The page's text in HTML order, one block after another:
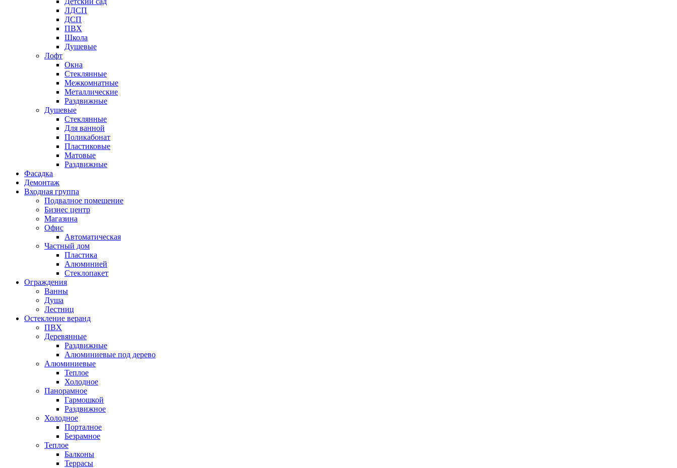
ЛДСП
ДСП
ПВХ
Школа
Душевые
Лофт
Окна
Стеклянные
Межкомнатные
Металлические
Раздвижные
Душевые
Стеклянные
Для ванной
Поликабонат
Пластиковые
Матовые
Раздвижные
Фасадка
Демонтаж
Входная группа
Подвалное помещение
Бизнес центр
Магазина
Офис
Автоматическая
Частный дом
Пластика
Алюминией
Стеклопакет
Ограждения
Ванны
Душа
Лестниц
Остекление веранд
ПВХ
Деревянные
Раздвижные
Алюминиевые под дерево
Алюминиевые
Теплое
Холодное
Панорамное
Гармошкой
Раздвижное
Холодное
Порталное
Безрамное
Теплое
Балконы
Террасы